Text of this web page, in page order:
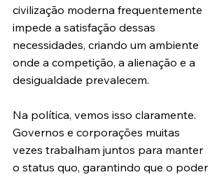
civilização moderna frequentemente
impede a satisfação dessas
necessidades, criando um ambiente
onde a competição, a alienação e a
desigualdade prevalecem.
Na política, vemos isso claramente.
Governos e corporações muitas
vezes trabalham juntos para manter
o status quo, garantindo que o poder